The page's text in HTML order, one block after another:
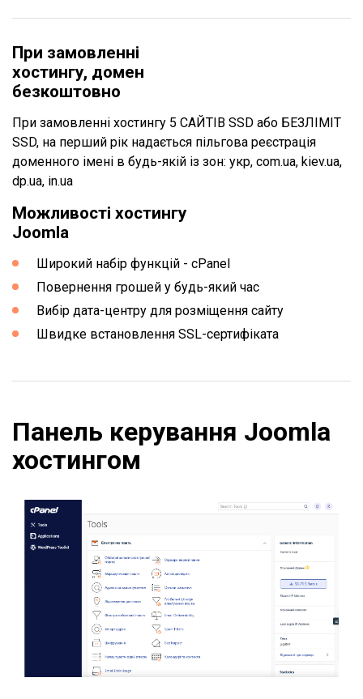
При замовленні
хостингу, домен
безкоштовно
При замовленні хостингу 5 САЙТІВ SSD або БЕЗЛІМІТ
SSD, на перший рік надається пільгова реєстрація
доменного імені в будь-якій із зон: укр, com.ua, kiev.ua,
dp.ua, in.ua
Можливості хостингу
Joomla
Широкий набір функцій - cPanel
Повернення грошей у будь-який час
Вибір дата-центру для розміщення сайту
Швидке встановлення SSL-сертифіката
Панель керування Joomla
хостингом